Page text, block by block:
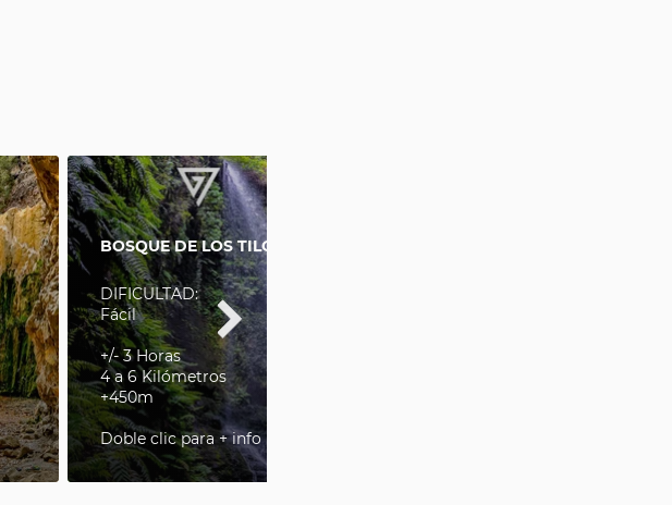
BOSQUE DE LOS TILOS
DIFICULTAD:
Fácil
+/- 3 Horas
4 a 6 Kilómetros
+450m
Doble clic para + info